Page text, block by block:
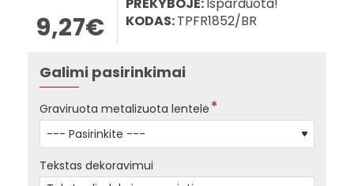
9,27€
KODAS:TPFR1852/BR
Galimi pasirinkimai
Graviruota metalizuota lentelė
Tekstas dekoravimui